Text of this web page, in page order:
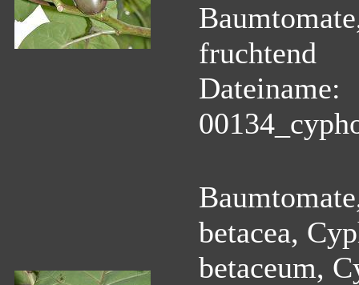
fruchtend
Dateiname:
betacea,
betaceum,